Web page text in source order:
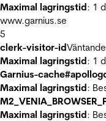
Maximal lagringstid: 1
www.garnius.se
5
clerk-visitor-idVäntande
Maximal lagringstid: 1
Garnius-
Maximal lagringstid:
Maximal lagringstid: